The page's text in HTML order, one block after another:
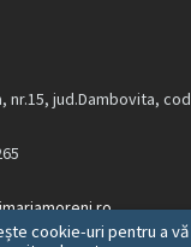
nr.15, jud.Dambovita,
cookie-uri pentru a vă